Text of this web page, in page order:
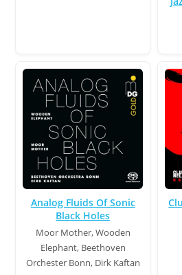
Analog Fluids Of Sonic
Black Holes
Moor Mother, Wooden
Elephant, Beethoven
Orchester Bonn, Dirk Kaftan